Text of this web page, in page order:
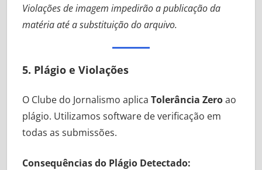
Violações de imagem impedirão a publicação da
matéria até a substituição do arquivo.
5. Plágio e Violações
O Clube do Jornalismo aplica Tolerância Zeroao
plágio. Utilizamos software de verificação em
todas as submissões.
Consequências do Plágio Detectado: